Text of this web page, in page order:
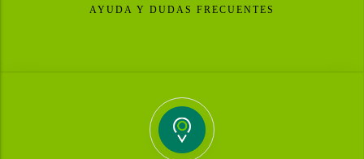
AYUDA Y DUDAS FRECUENTES